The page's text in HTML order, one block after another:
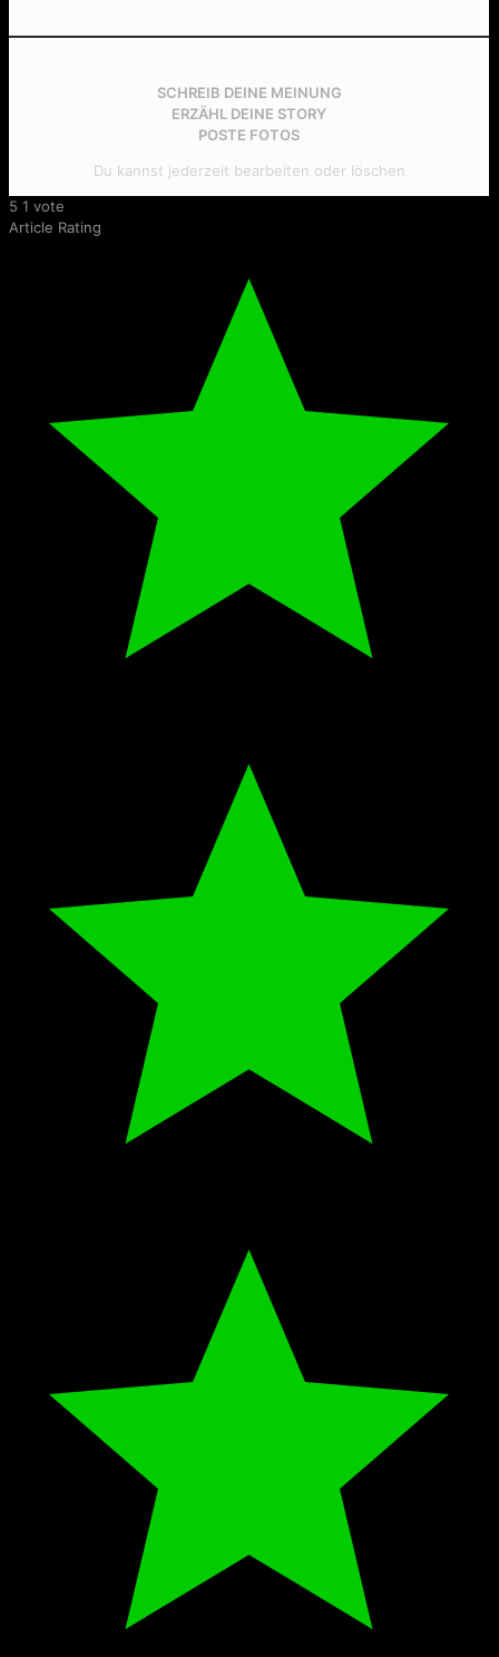
SCHREIB DEINE MEINUNG
ERZÄHL DEINE STORY
POSTE FOTOS
Du kannst jederzeit bearbeiten oder löschen
5 1 vote
Article Rating